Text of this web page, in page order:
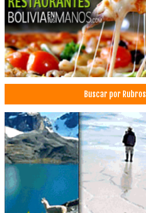
Servicios de Gastronomía
Educación Superior
Licenciaturas
Postgrados
Técnico Superior
Universidades privadas
Empresas de Televisión
Canales de Televisión
Publicidad en TV
Publicidad en Televisión
Televisión
Marroquinerías
Calzados
Buscar por Rubros